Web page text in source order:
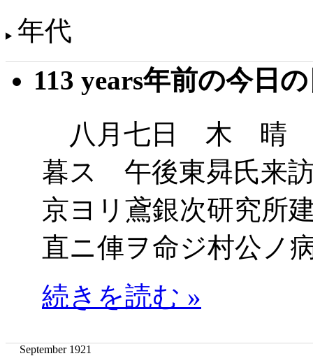
年代
113 years年前の今日
八月七日 木 晴
暮ス 午後東曻氏来
京ヨリ鳶銀次研究所
直ニ俥ヲ命ジ村公ノ
続きを読む »
September 1921